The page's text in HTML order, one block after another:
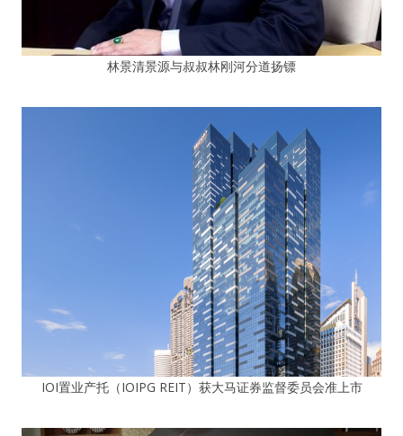
林景清景源与叔叔林刚河分道扬镖
IOI置业产托（IOIPG REIT）获大马证券监督委员会准上市